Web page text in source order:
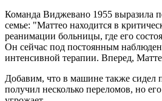
Команда Виджевано 1955 выразила
семье: "Маттео находится в
реанимации больницы, где его
Он сейчас под постоянным
интенсивной терапии. Вперед,
Добавим, что в машине также сидел
получил несколько переломов, но